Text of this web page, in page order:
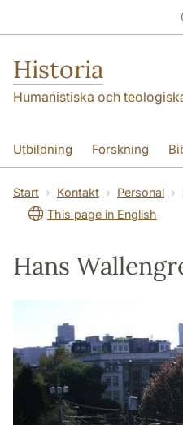
Historia
Humanistiska och
Utbildning Forskning
Om oss
Start Kontakt Personal
This page in English
Hans